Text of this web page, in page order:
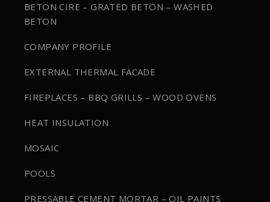
BETON CIRE – GRATED BETON – WASHED
BETON
COMPANY PROFILE
EXTERNAL THERMAL FACADE
FIREPLACES – BBQ GRILLS – WOOD OVENS
HEAT INSULATION
MOSAIC
POOLS
PRESSABLE CEMENT MORTAR – OIL PAINTS